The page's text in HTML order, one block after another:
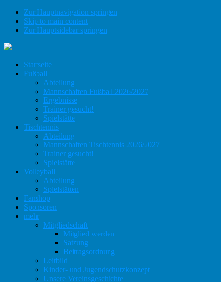
Zur Hauptnavigation springen
Skip to main content
Zur Hauptsidebar springen
Startseite
Fußball
Abteilung
Mannschaften Fußball 2026/2027
Ergebnisse
Trainer gesucht!
Spielstätte
Tischtennis
Abteilung
Mannschaften Tischtennis 2026/2027
Trainer gesucht!
Spielstätte
Volleyball
Abteilung
Spielstätten
Fanshop
Sponsoren
mehr
Mitgliedschaft
Mitglied werden
Satzung
Beitragsordnung
Leitbild
Kinder- und Jugendschutzkonzept
Unsere Vereinsgeschichte